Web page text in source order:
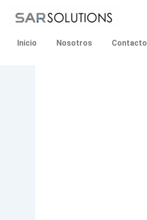
Inicio Nosotros Contacto